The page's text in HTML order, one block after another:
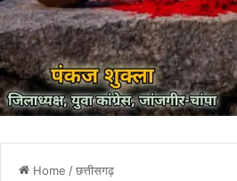
Home /छत्तीसगढ़